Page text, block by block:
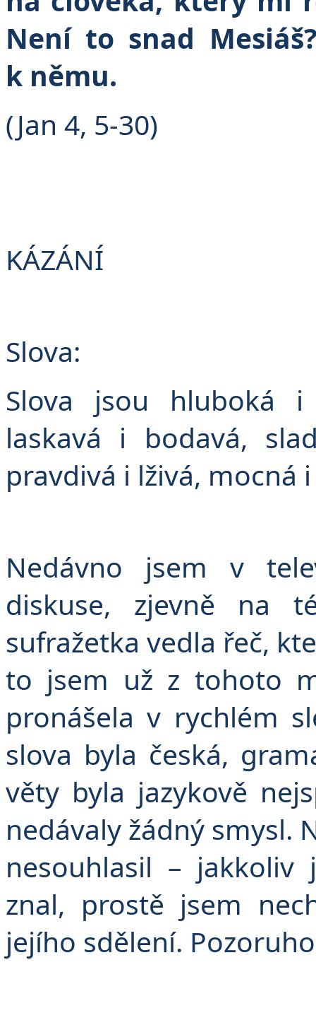
Není to snad
k němu.
(Jan 4, 5-30)
KÁZÁNÍ
Slova:
Slova jsou hluboká
laskavá i bodavá,
pravdivá i lživá, mocná
Nedávno jsem v
diskuse, zjevně na
sufražetka vedla řeč,
to jsem už z tohoto
pronášela v rychlém
slova byla česká,
věty byla jazykově
nedávaly žádný smysl.
nesouhlasil – jakkoliv
znal, prostě jsem
jejího sdělení.